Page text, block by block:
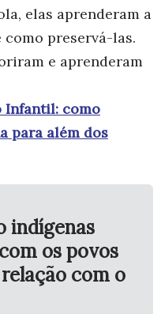
elas aprenderam a
preservá-las.
e aprenderam
Infantil: como
para além dos
indígenas
os povos
com o